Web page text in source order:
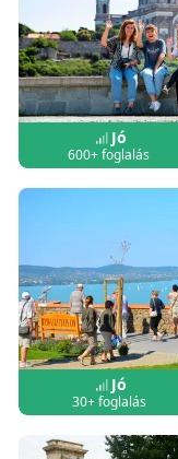
Jó
600+ foglalás
Jó
30+ foglalás